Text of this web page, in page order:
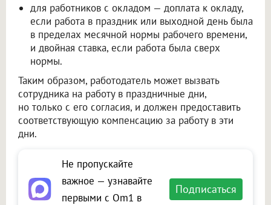
для работников с окладом — доплата к окладу,
если работа в праздник или выходной день была
в пределах месячной нормы рабочего времени,
и двойная ставка, если работа была сверх
нормы.
Таким образом, работодатель может вызвать
сотрудника на работу в праздничные дни,
но только с его согласия, и должен предоставить
соответствующую компенсацию за работу в эти
дни.
Не пропускайте
важное — узнавайте
первыми с Om1 в
Подписаться